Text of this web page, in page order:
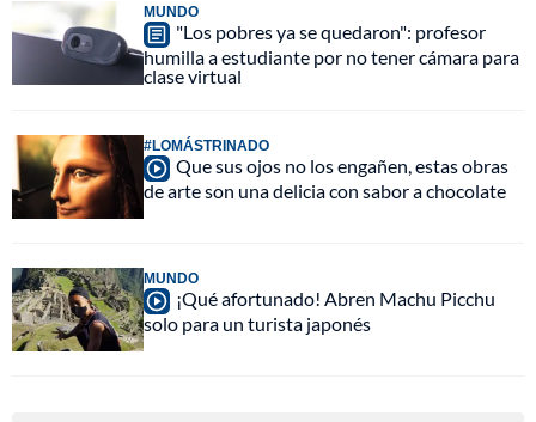
MUNDO
"Los pobres ya se quedaron": profesor
humilla a estudiante por no tener cámara para
clase virtual
#LOMÁSTRINADO
Que sus ojos no los engañen, estas obras
de arte son una delicia con sabor a chocolate
MUNDO
¡Qué afortunado! Abren Machu Picchu
solo para un turista japonés